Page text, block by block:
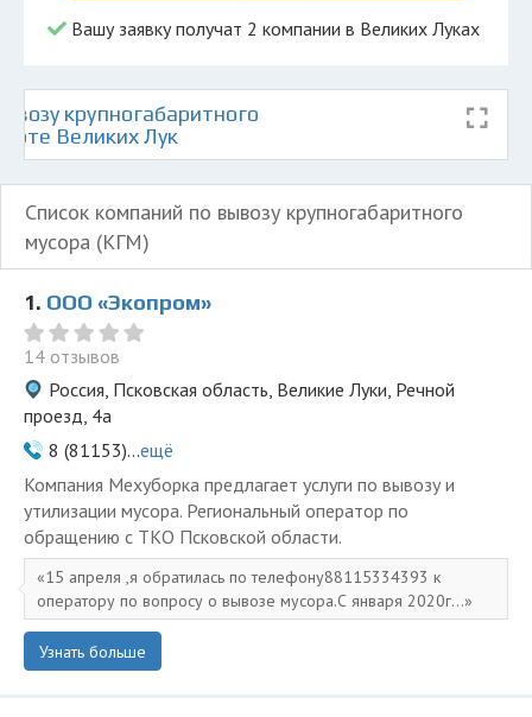
Вашу заявку получат 2 компании в Великих Луках
крупногабаритного
Великих Лук
Список компаний по вывозу крупногабаритного
мусора (КГМ)
1. ООО «Экопром»
14 отзывов
Россия, Псковская область, Великие Луки, Речной
проезд, 4а
8 (81153)...ещё
Компания Мехуборка предлагает услуги по вывозу и
утилизации мусора. Региональный оператор по
обращению с ТКО Псковской области.
15 апреля ,я обратилась по телефону88115334393 к
оператору по вопросу о вывозе мусора.С января 2020г...
Узнать больше